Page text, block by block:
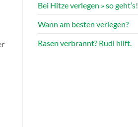
Bei Hitze verlegen » so geht’s!
Wann am besten verlegen?
Rasen verbrannt? Rudi hilft.